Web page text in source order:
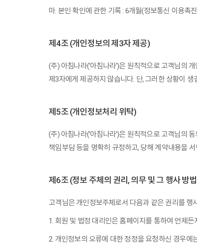
마. 본인 확인에 관한 기록 : 6개월(정보통신 이용촉
제4조 (개인정보의 제3자 제공)
(주) 아침나라('아침나라')은 원칙적으로 고객님의
제3자에게 제공하지 않습니다. 단, 그러한 상황이
제5조 (개인정보처리 위탁)
(주) 아침나라('아침나라')은 원칙적으로 고객님의
책임부담 등을 명확히 규정하고, 당해 계약내용을
제6조 (정보 주체의 권리, 의무 및 그 행사 방
고객님은 개인정보주체로서 다음과 같은 권리를 행
1. 회원 및 법정 대리인은 홈페이지를 통하여 언제
2. 개인정보의 오류에 대한 정정을 요청하신 경우